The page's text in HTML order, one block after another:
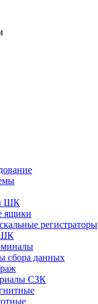
ШК
ящики
регистраторы
ШК
сбора данных
СЗК